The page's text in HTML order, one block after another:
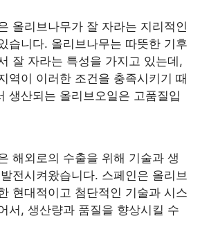
올리브나무가 잘 자라는 지리적인
습니다. 올리브나무는 따뜻한 기후
잘 자라는 특성을 가지고 있는데,
역이 이러한 조건을 충족시키기 때
생산되는 올리브오일은 고품질입
해외로의 수출을 위해 기술과 생
전시켜왔습니다. 스페인은 올리브
현대적이고 첨단적인 기술과 시스
서, 생산량과 품질을 향상시킬 수